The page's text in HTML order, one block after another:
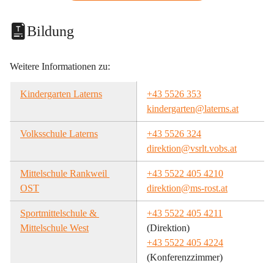
Bildung
Weitere Informationen zu:
Kindergarten Laterns
+43 5526 353
kindergarten@laterns.at
Volksschule Laterns
+43 5526 324
direktion@vsrlt.vobs.at
Mittelschule Rankweil
OST
+43 5522 405 4210
direktion@ms-rost.at
Sportmittelschule &
Mittelschule West
+43 5522 405 4211
(Direktion)
+43 5522 405 4224
(Konferenzzimmer)